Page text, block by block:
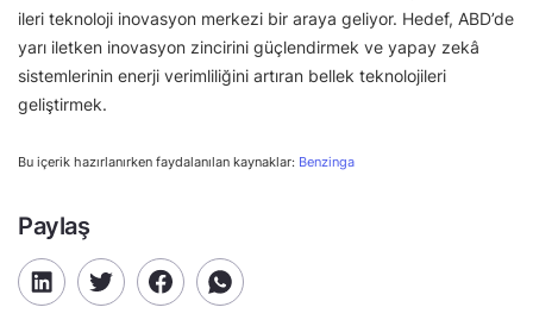
ileri teknoloji inovasyon merkezi bir araya geliyor. Hedef, ABD’de
yarı iletken inovasyon zincirini güçlendirmek ve yapay zekâ
sistemlerinin enerji verimliliğini artıran bellek teknolojileri
geliştirmek.
Bu içerik hazırlanırken faydalanılan kaynaklar: Benzinga
Paylaş